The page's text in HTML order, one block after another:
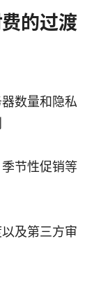
的过渡
数量和隐私
节性促销等
及第三方审